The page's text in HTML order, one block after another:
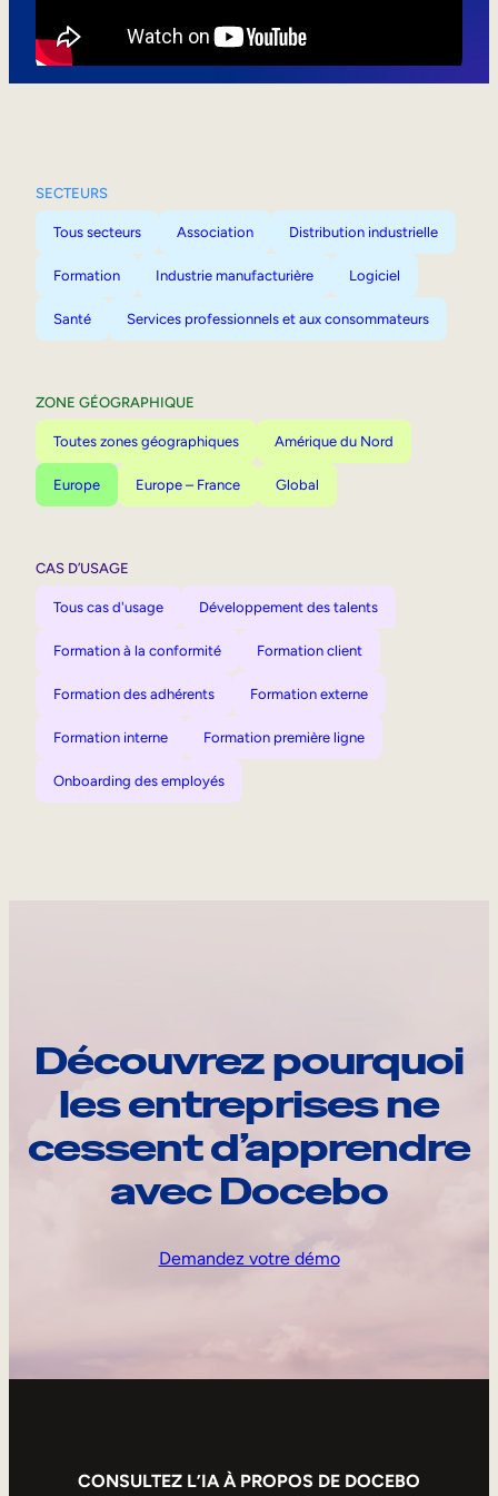
SECTEURS
Tous secteurs Association Distribution industrielle
Formation Industrie manufacturière Logiciel
Santé Services professionnels et aux consommateurs
ZONE GÉOGRAPHIQUE
Toutes zones géographiques Amérique du Nord
Europe Europe – France Global
CAS D’USAGE
Tous cas d'usage Développement des talents
Formation à la conformité Formation client
Formation des adhérents Formation externe
Formation interne Formation première ligne
Onboarding des employés
Découvrez pourquoi
les entreprises ne
cessent d’apprendre
avec Docebo
Demandez votre démo
CONSULTEZ L’IA À PROPOS DE DOCEBO